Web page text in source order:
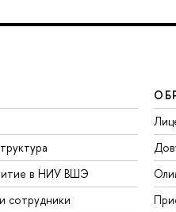
в НИУ ВШЭ
сотрудники